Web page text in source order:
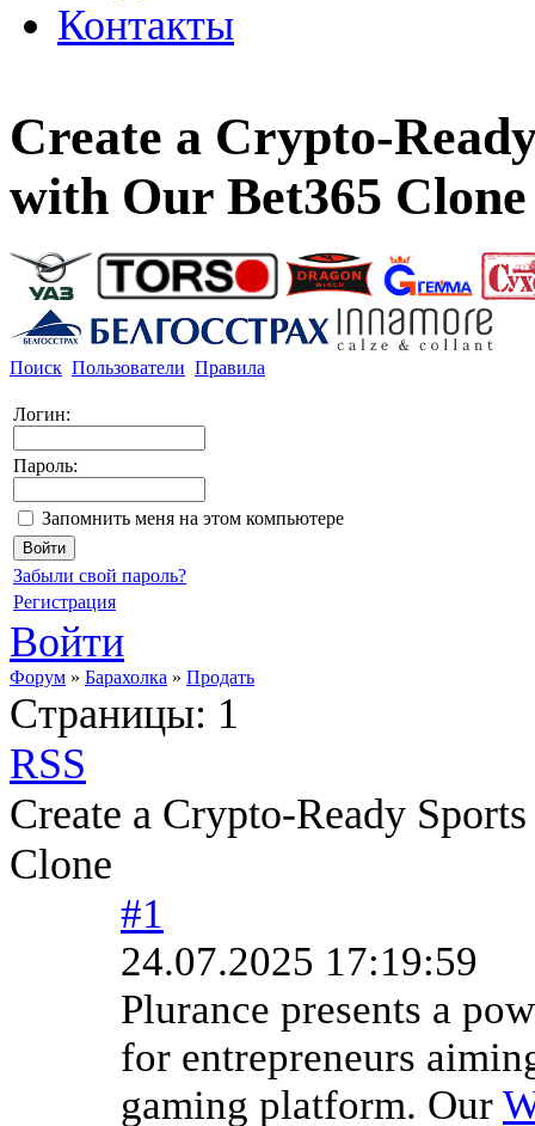
Контакты
Create a Crypto-
with Our Bet365 Clone
Поиск Пользователи Правила
Логин:
Пароль:
Запомнить меня на этом компьютере
Забыли свой пароль?
Регистрация
Войти
Форум » Барахолка » Продать
Страницы: 1
RSS
Create a Crypto-Ready
Clone
#1
24.07.2025 17:19:59
Plurance presents a
for entrepreneurs
gaming platform. Our